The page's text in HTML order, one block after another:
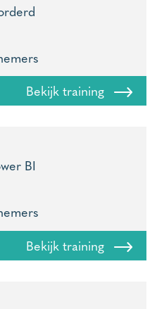
Bekijk training
BI
Bekijk training